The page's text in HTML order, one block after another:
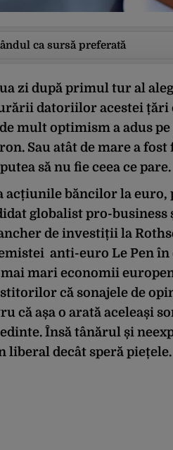
ca sursă preferată
zi după primul tur al
datoriilor acestei țări
mult optimism a adus
Sau atât de mare a
să nu fie ceea ce pare.
acțiunile băncilor la euro,
globalist pro-
de investiții la
anti-euro Le Pen
mari economii
că sonajele de
că așa o arată aceleași
Însă tânărul și
liberal decât speră piețele.